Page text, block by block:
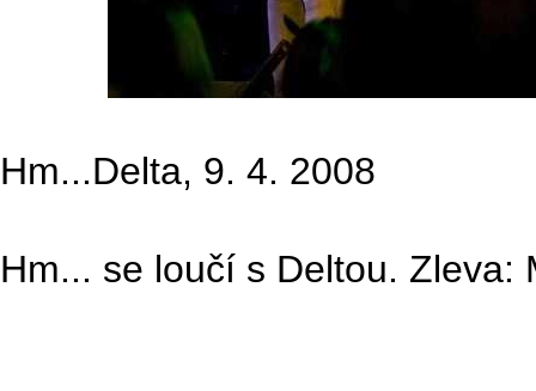
Hm...Delta, 9. 4. 2008
Hm... se loučí s Deltou. Zleva: